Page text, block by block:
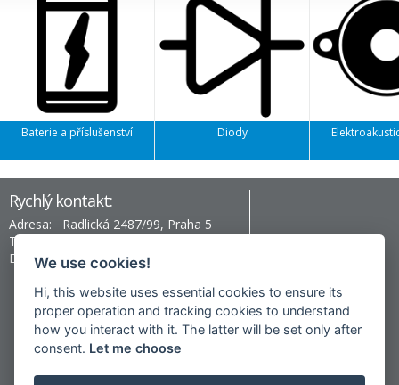
Baterie a příslušenství Diody
Rychlý kontakt:
Adresa:
Radlická 2487/99, Praha 5
Telefon:
Email:
prag@hev-electronic.com
Nepřehlédněte:
Vishay ENGINEER'S TOOLBOX
We use cookies!
Hi, this website uses essential cookies to ensure its
proper operation and tracking cookies to understand
how you interact with it. The latter will be set only after
consent. Let me choose